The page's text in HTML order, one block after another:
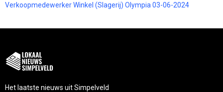
Verkoopmedewerker Winkel (Slagerij) Olympia 03-06-2024
Het laatste nieuws uit Simpelveld